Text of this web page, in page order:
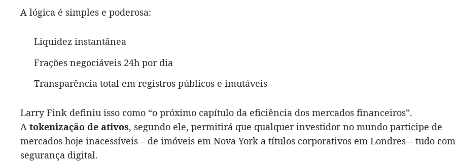
A lógica é simples e poderosa:
Liquidez instantânea
Frações negociáveis 24h por dia
Transparência total em registros públicos e imutáveis
Larry Fink definiu isso como “o próximo capítulo da eficiência dos mercados financeiros”.
A tokenização de ativos, segundo ele, permitirá que qualquer investidor no mundo participe de
mercados hoje inacessíveis – de imóveis em Nova York a títulos corporativos em Londres – tudo com
segurança digital.